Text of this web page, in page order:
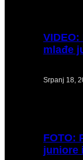
VIDEO:
mlađe
Srpanj 18,
FOTO:
juniore